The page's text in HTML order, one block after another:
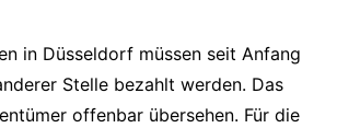
in Düsseldorf müssen seit Anfang
Stelle bezahlt werden. Das
offenbar übersehen. Für die